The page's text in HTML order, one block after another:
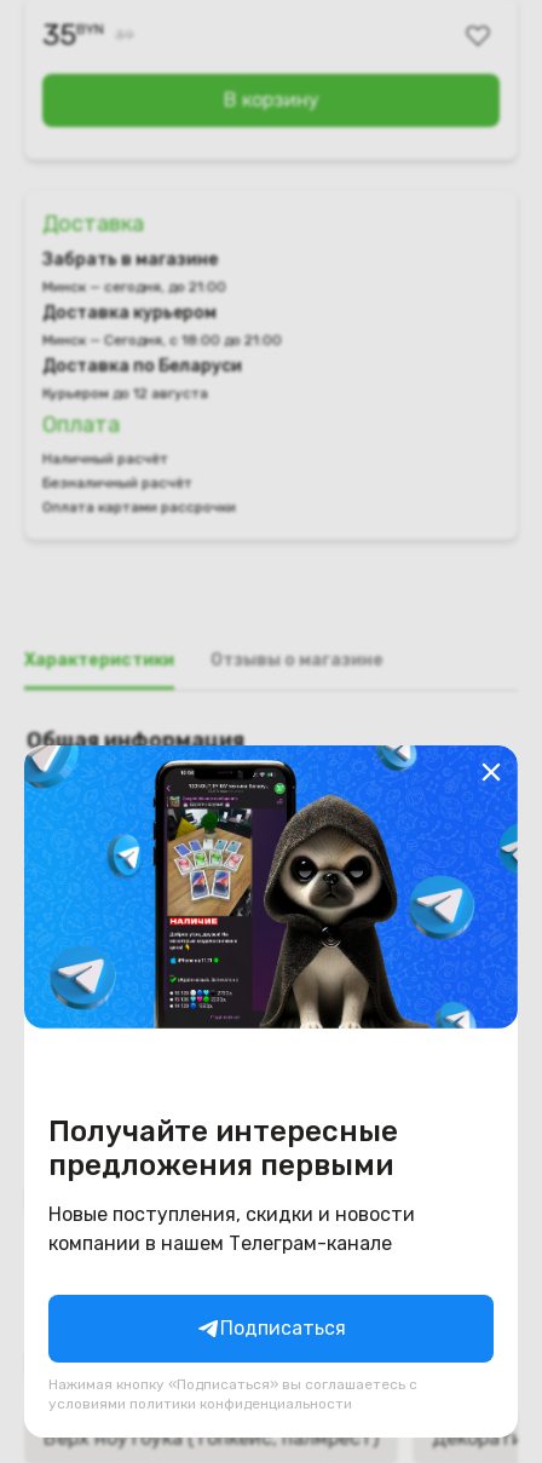
Получайте интересные
предложения первыми
Новые поступления, скидки и новости
компании в нашем Телеграм-канале
Подписаться
Нажимая кнопку «Подписаться» вы соглашаетесь с
условиями политики конфиденциальности
35BYN
В корзину
Доставка
Забрать в магазине
Минск — сегодня, до 21:00
Доставка курьером
Минск — Сегодня, с 18:00 до 21:00
Доставка по Беларуси
Курьером до 12 августа
Оплата
Наличный расчёт
Безналичный расчёт
Оплата картами рассрочки
Характеристики Отзывы о магазине
Общая информация
Производитель
HP
Тип товара
Поддон, нижняя часть, корыто
Состояние
Недостатки
состояние, запрос фото
уточнять у менеджера.
Состояние
Б/У
Внешний вид
состояние, запрос фото
уточнять у менеджера.
Похожие товары
Подборки товаров в категории
Верх ноутбука (топкейс, палмрест)